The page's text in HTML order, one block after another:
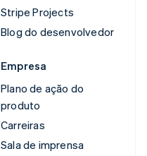
Stripe Projects
Blog do desenvolvedor
Empresa
Plano de ação do
produto
Carreiras
Sala de imprensa